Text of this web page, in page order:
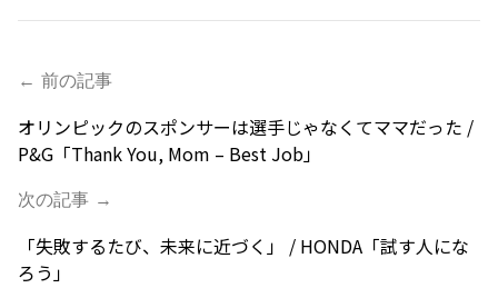
← 前の記事
オリンピックのスポンサーは選手じゃなくてママだった /
P&G「Thank You, Mom – Best Job」
次の記事 →
「失敗するたび、未来に近づく」 / HONDA「試す人にな
ろう」